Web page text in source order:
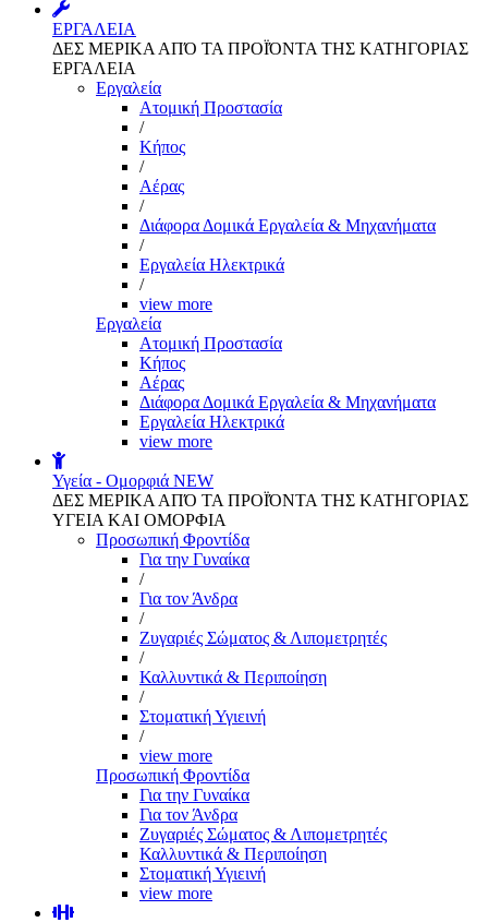
ΕΡΓΑΛΕΙΑ
ΔΕΣ ΜΕΡΙΚΑ ΑΠΌ ΤΑ ΠΡΟΪΌΝΤΑ ΤΗΣ ΚΑΤΗΓΟΡΙΑΣ
ΕΡΓΑΛΕΙΑ
Εργαλεία
Aτομική Προστασία
/
Kήπος
/
Αέρας
/
Διάφορα Δομικά Εργαλεία & Μηχανήματα
/
Εργαλεία Ηλεκτρικά
/
view more
Εργαλεία
Aτομική Προστασία
Kήπος
Αέρας
Διάφορα Δομικά Εργαλεία & Μηχανήματα
Εργαλεία Ηλεκτρικά
view more
Υγεία - Ομορφιά NEW
ΔΕΣ ΜΕΡΙΚΑ ΑΠΌ ΤΑ ΠΡΟΪΌΝΤΑ ΤΗΣ ΚΑΤΗΓΟΡΙΑΣ
ΥΓΕΙΑ ΚΑΙ ΟΜΟΡΦΙΑ
Προσωπική Φροντίδα
Για την Γυναίκα
/
Για τον Άνδρα
/
Ζυγαριές Σώματος & Λιπομετρητές
/
Καλλυντικά & Περιποίηση
/
Στοματική Υγιεινή
/
view more
Προσωπική Φροντίδα
Για την Γυναίκα
Για τον Άνδρα
Ζυγαριές Σώματος & Λιπομετρητές
Καλλυντικά & Περιποίηση
Στοματική Υγιεινή
view more